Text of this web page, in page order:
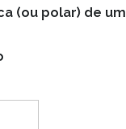
(ou polar) de um